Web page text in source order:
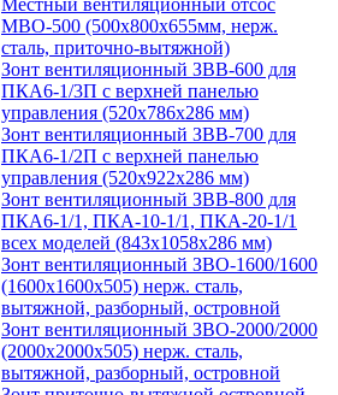
Местный вентиляционный отсос
МВО-500 (500х800х655мм, нерж.
сталь, приточно-вытяжной)
Зонт вентиляционный ЗВВ-600 для
ПКА6-1/3П с верхней панелью
управления (520х786х286 мм)
Зонт вентиляционный ЗВВ-700 для
ПКА6-1/2П с верхней панелью
управления (520х922х286 мм)
Зонт вентиляционный ЗВВ-800 для
ПКА6-1/1, ПКА-10-1/1, ПКА-20-1/1
всех моделей (843х1058х286 мм)
Зонт вентиляционный ЗВО-1600/1600
(1600х1600х505) нерж. сталь,
вытяжной, разборный, островной
Зонт вентиляционный ЗВО-2000/2000
(2000х2000х505) нерж. сталь,
вытяжной, разборный, островной